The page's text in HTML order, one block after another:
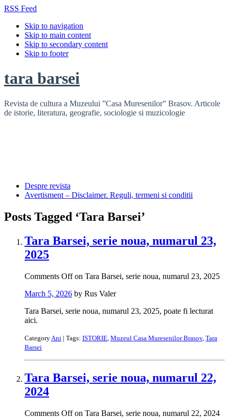
RSS Feed
Skip to navigation
Skip to main content
Skip to secondary content
Skip to footer
tara barsei
Revista de cultura a Muzeului ”Casa Muresenilor” Brasov. Articole
de istorie, literatura, geografie, sociologie si muzicologie
Despre revista
Avertisment – Disclaimer. Reguli, termeni si conditii
Posts Tagged ‘Tara Barsei’
Tara Barsei, serie noua, numarul 23,
2025
Comments Offon Tara Barsei, serie noua, numarul 23, 2025
March 5, 2026 by Rus Valer
Tara Barsei, serie noua, numarul 23, 2025, poate fi lecturat
aici.
CategoryAni | Tags: ISTORIE, Muzeul Casa Muresenilor Brasov, Tara
Barsei
Tara Barsei, serie noua, numarul 22,
2024
Comments Offon Tara Barsei, serie noua, numarul 22, 2024